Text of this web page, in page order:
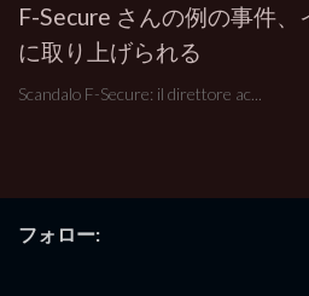
F-Secure さんの例の事件、
に取り上げられる
Scandalo F-Secure: il direttore ac...
フォロー: